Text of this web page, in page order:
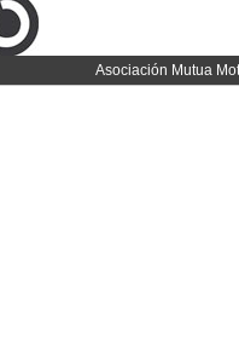
Asociación Mutua